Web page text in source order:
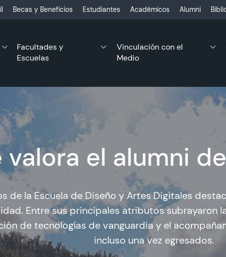
Becas y Beneficios Estudiantes Académicos Alumni
Facultades y
Escuelas
Vinculación con el
Medio
valora el alumni
de la Escuela de Diseño y Artes Digitales
Entre sus principales atributos subrayaron
de tecnologías de vanguardia y el
incluso una vez egresados.